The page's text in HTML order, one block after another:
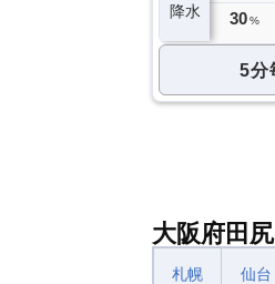
降水
ミリ 30 %
5分
大阪府田
札幌 仙台